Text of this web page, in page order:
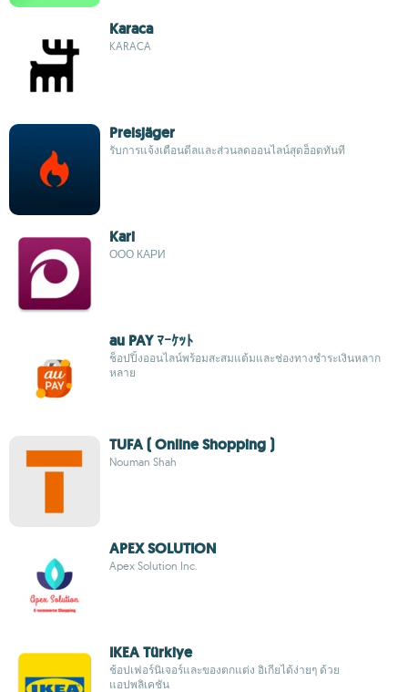
Karaca
KARACA
Preisjäger
รับการแจ้งเตือนดีลและส่วนลดออนไลน์สุดฮ็อตทันที
Kari
ООО КАРИ
au PAY ﾏｰｹｯﾄ
ช็อปปิ้งออนไลน์พร้อมสะสมแต้มและช่องทางชำระเงินหลาก
หลาย
TUFA ( Online Shopping )
Nouman Shah
APEX SOLUTION
Apex Solution Inc.
IKEA Türkiye
ช้อปเฟอร์นิเจอร์และของตกแต่ง อิเกียได้ง่ายๆ ด้วย
แอปพลิเคชัน